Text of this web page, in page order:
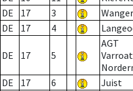
DE
17 3
DE
17 4
DE 17 5
AGT
DE 17 6 Juist